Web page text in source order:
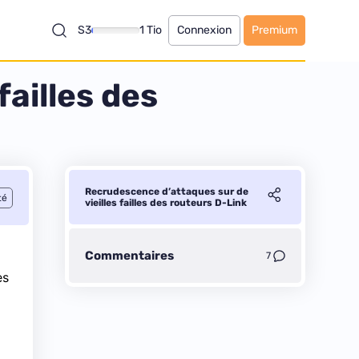
S3 1 Tio Connexion Premium
des
Recrudescence d’attaques sur de
vieilles failles des routeurs D-Link
Commentaires 7